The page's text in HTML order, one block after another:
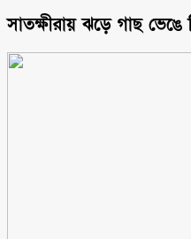
সাতক্ষীরায় ঝড়ে গাছ